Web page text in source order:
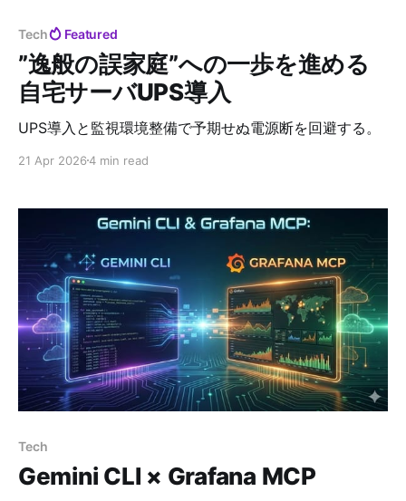
Tech Featured
”逸般の誤家庭”への一歩を進める
自宅サーバUPS導入
UPS導入と監視環境整備で予期せぬ電源断を回避する。
21 Apr 20264 min read
Tech
Gemini CLI × Grafana MCP